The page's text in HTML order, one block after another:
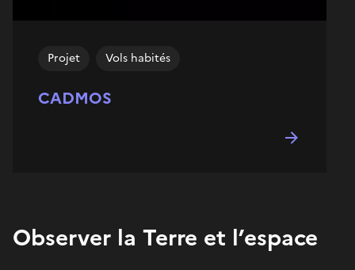
CADMOS
Projet Vols habités
Observer la Terre et l’espace